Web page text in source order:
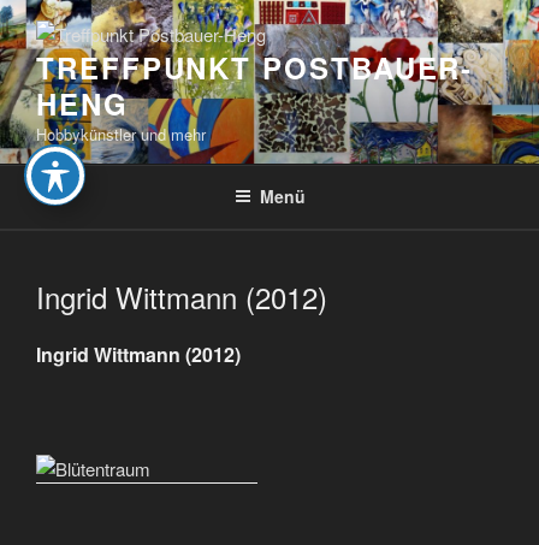
Zum
Inhalt
springenTREFFPUNKT POSTBAUER-
HENG
Hobbykünstler und mehr
Menü
Ingrid Wittmann (2012)
Ingrid Wittmann (2012)